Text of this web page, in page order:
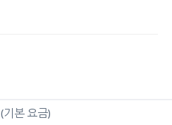
(기본 요금)